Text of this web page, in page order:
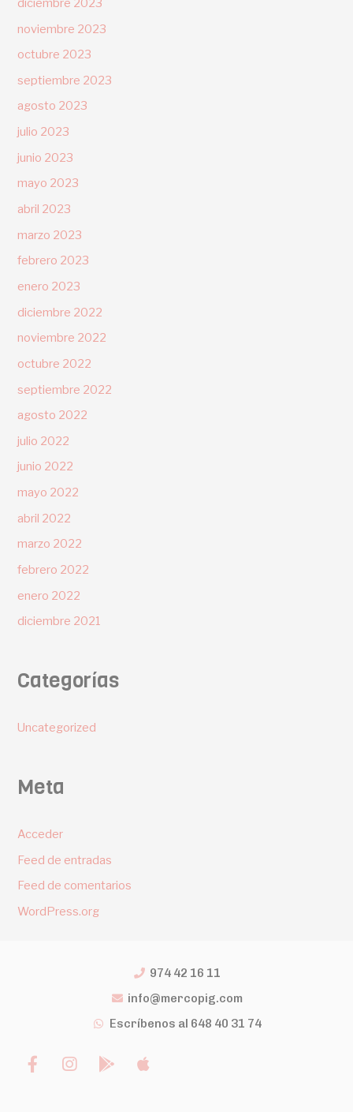
diciembre 2023
noviembre 2023
octubre 2023
septiembre 2023
agosto 2023
julio 2023
junio 2023
mayo 2023
abril 2023
marzo 2023
febrero 2023
enero 2023
diciembre 2022
noviembre 2022
octubre 2022
septiembre 2022
agosto 2022
julio 2022
junio 2022
mayo 2022
abril 2022
marzo 2022
febrero 2022
enero 2022
diciembre 2021
Categorías
Uncategorized
Meta
Acceder
Feed de entradas
Feed de comentarios
WordPress.org
974 42 16 11
info@mercopig.com
Escríbenos al 648 40 31 74